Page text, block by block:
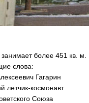
занимает более 451 кв.
слова:
Гагарин
летчик-космонавт
Союза